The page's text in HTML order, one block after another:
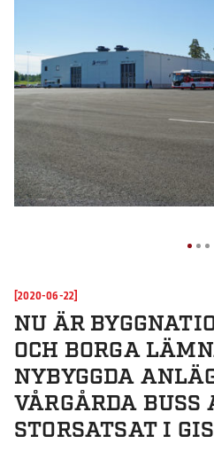
[2020-06-22]
NU ÄR
OCH BORGA
NYBYGGDA
VÅRGÅRDA BUSS
STORSATSAT I